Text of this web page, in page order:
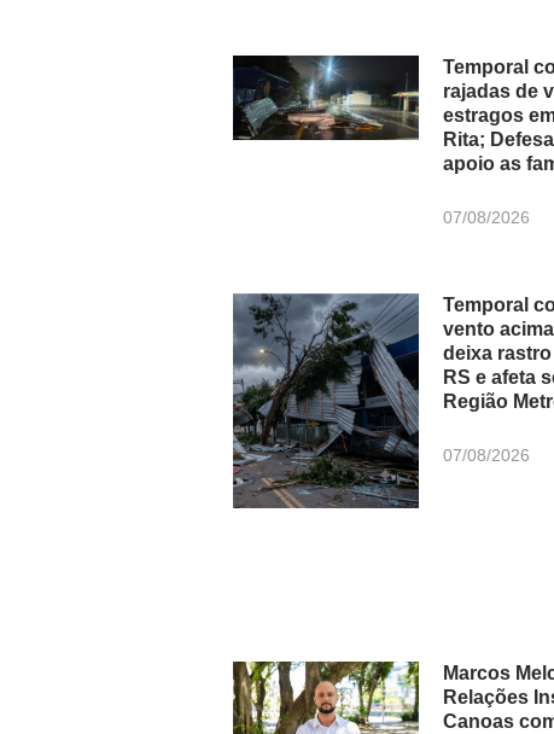
Temporal
rajadas de
estragos
Rita;
apoio as
07/08/2026
Temporal
vento
deixa
RS e afeta
Região
07/08/2026
Marcos
Relações
Canoas